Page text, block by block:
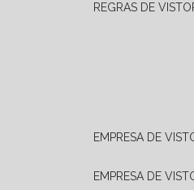
REGRAS DE
EMPRESA DE
EMPRESA DE